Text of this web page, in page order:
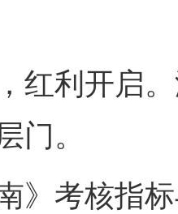
红利开启
门。
》考核指